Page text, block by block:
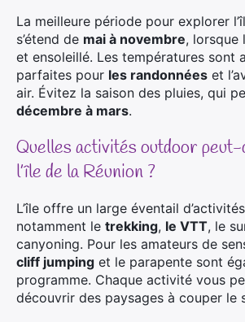
La meilleure période pour explorer
s’étend de mai à novembre, lorsque
et ensoleillé. Les températures sont
parfaites pour les randonnées et
air. Évitez la saison des pluies, qui
décembre à mars.
Quelles activités outdoor
l’île de la Réunion ?
L’île offre un large éventail
notamment le trekking, le VTT, le
canyoning. Pour les amateurs de
cliff jumping et le parapente sont
programme. Chaque activité vous
découvrir des paysages à couper le